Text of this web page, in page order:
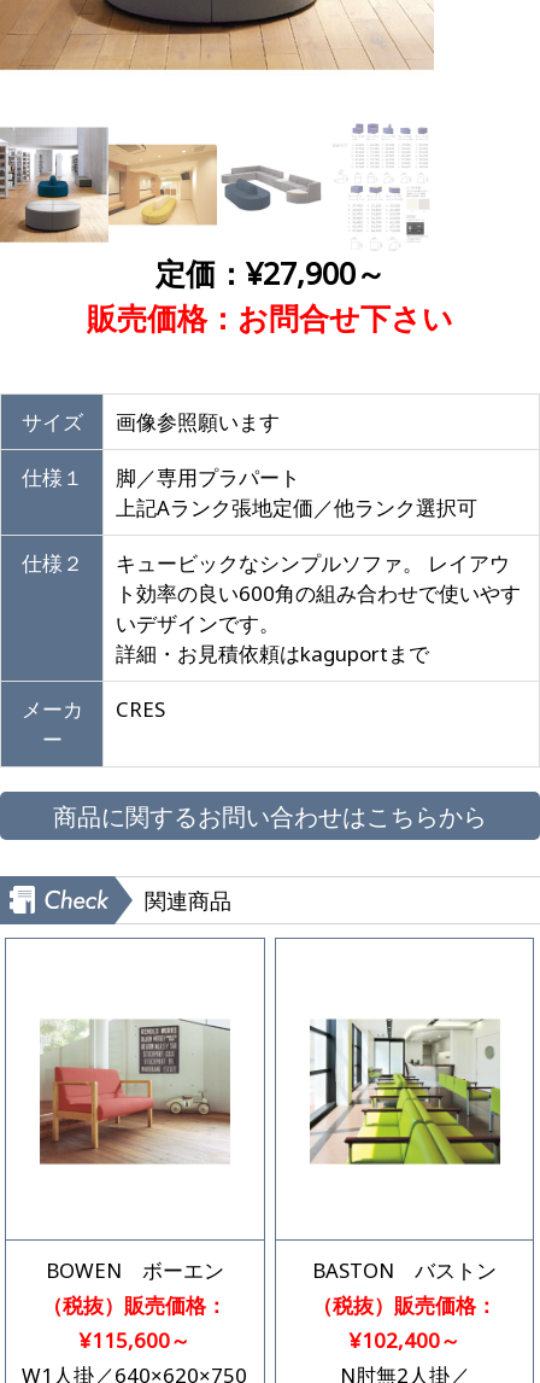
定価：¥27,900～
販売価格：お問合せ下さい
サイズ
画像参照願います
仕様１
脚／専用プラパート
上記Aランク張地定価／他ランク選択可
仕様２
キュービックなシンプルソファ。 レイアウ
ト効率の良い600角の組み合わせで使いやす
いデザインです。
詳細・お見積依頼はkaguportまで
メーカ
ー
CRES
商品に関するお問い合わせはこちらから
関連商品
BOWEN ボーエン
（税抜）販売価格：
¥115,600～
W1人掛／640×620×750
BASTON バストン
（税抜）販売価格：
¥102,400～
N肘無2人掛／